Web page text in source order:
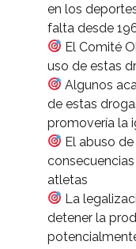
en los
falta desde
El Comité
uso de estas
Algunos
de estas
promovería la
El abuso
atletas
La
detener la